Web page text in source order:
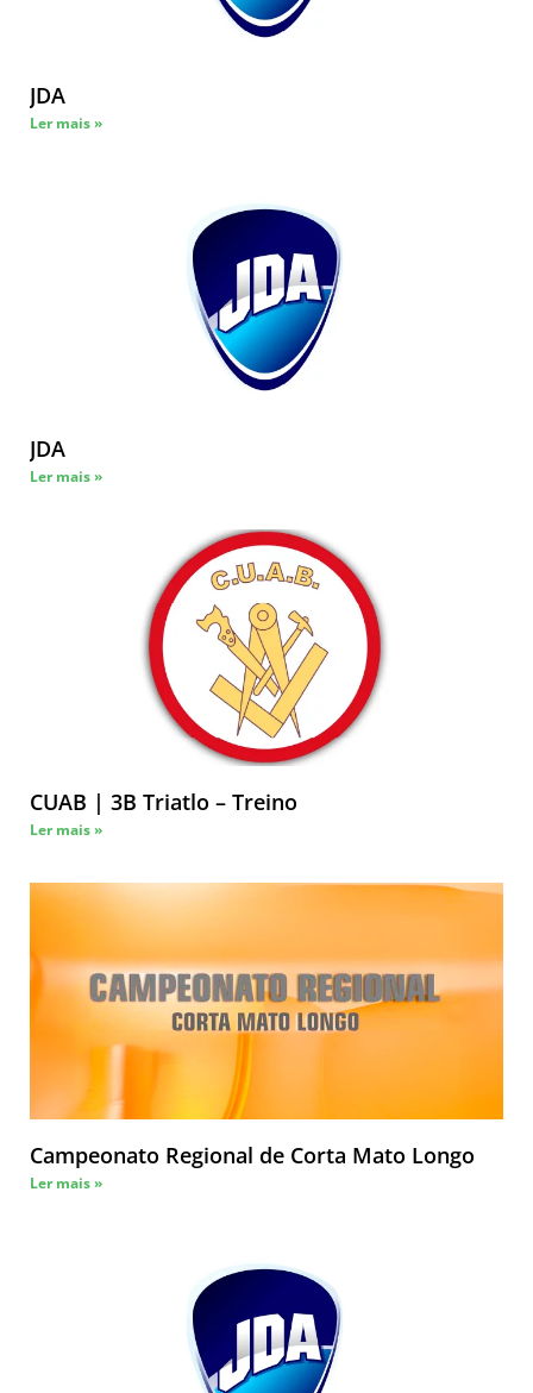
JDA
Ler mais »
JDA
Ler mais »
CUAB | 3B Triatlo – Treino
Ler mais »
Campeonato Regional de Corta Mato Longo
Ler mais »